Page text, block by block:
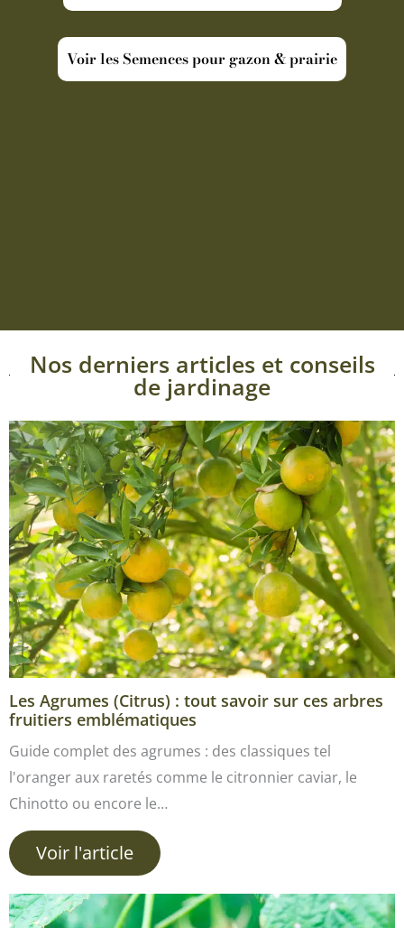
Voir les Semences pour gazon & prairie
Nos derniers articles et conseils
de jardinage
Les Agrumes (Citrus) : tout savoir sur ces arbres
fruitiers emblématiques
Guide complet des agrumes : des classiques tel
l'oranger aux raretés comme le citronnier caviar, le
Chinotto ou encore le…
Voir l'article